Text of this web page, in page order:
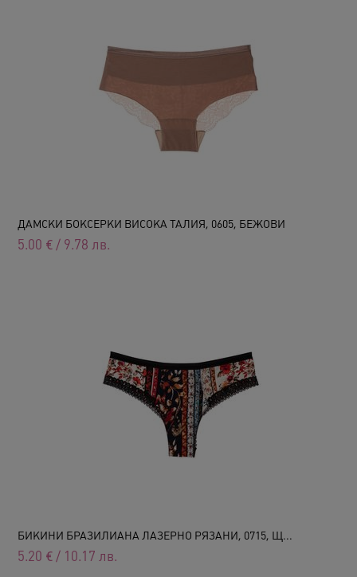
ДАМСКИ БОКСЕРКИ ВИСОКА ТАЛИЯ, 0605, БЕЖОВИ
5.00 € / 9.78 лв.
БИКИНИ БРАЗИЛИАНА ЛАЗЕРНО РЯЗАНИ, 0715, Щ...
5.20 € / 10.17 лв.